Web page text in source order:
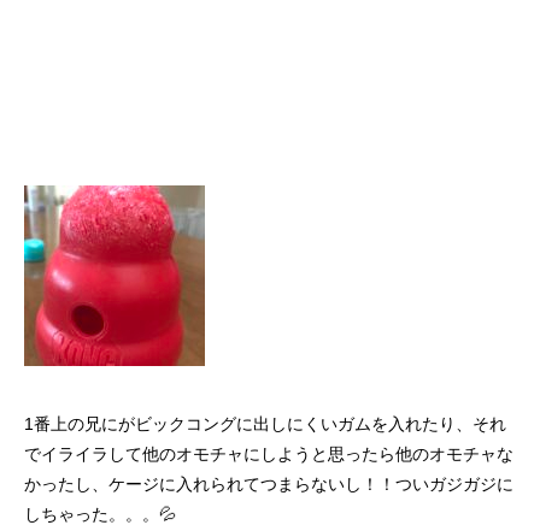
1番上の兄にがビックコングに出しにくいガムを入れたり、それ
でイライラして他のオモチャにしようと思ったら他のオモチャな
かったし、ケージに入れられてつまらないし！！ついガジガジに
しちゃった。。。💦